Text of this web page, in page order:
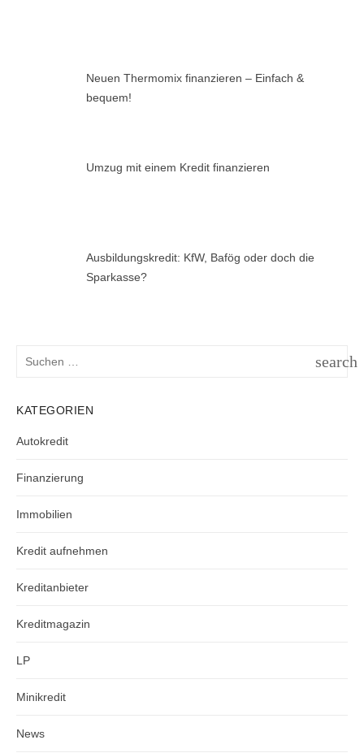
Neuen Thermomix finanzieren – Einfach &
bequem!
Umzug mit einem Kredit finanzieren
Ausbildungskredit: KfW, Bafög oder doch die
Sparkasse?
search
KATEGORIEN
Autokredit
Finanzierung
Immobilien
Kredit aufnehmen
Kreditanbieter
Kreditmagazin
LP
Minikredit
News